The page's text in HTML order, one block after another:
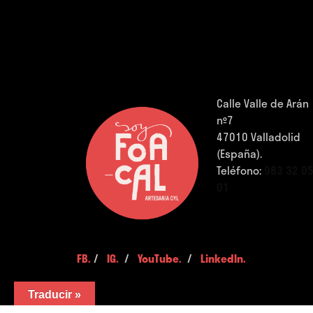
Calle Valle de Arán
nº7
47010 Valladolid
(España).
Teléfono:
FB. /IG. /YouTube. /LinkedIn.
Traducir »